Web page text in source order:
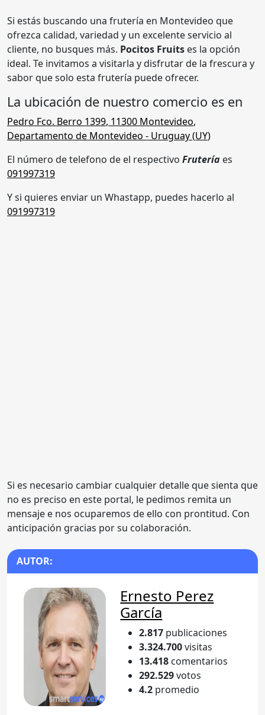
Si estás buscando una frutería en Montevideo que
ofrezca calidad, variedad y un excelente servicio al
cliente, no busques más. Pocitos Fruits es la opción
ideal. Te invitamos a visitarla y disfrutar de la frescura y
sabor que solo esta frutería puede ofrecer.
La ubicación de nuestro comercio es en
Pedro Fco. Berro 1399, 11300 Montevideo,
Departamento de Montevideo - Uruguay (UY)
El número de telefono de el respectivo Frutería es
091997319
Y si quieres enviar un Whastapp, puedes hacerlo al
091997319
Si es necesario cambiar cualquier detalle que sienta que
no es preciso en este portal, le pedimos remita un
mensaje e nos ocuparemos de ello con prontitud. Con
anticipación gracias por su colaboración.
AUTOR:
Ernesto Perez
García
2.817 publicaciones
3.324.700visitas
13.418 comentarios
292.529votos
4.2 promedio